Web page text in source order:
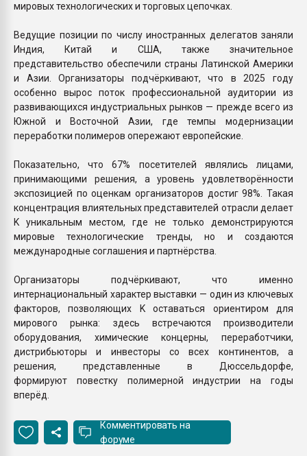
мировых технологических и торговых цепочках.
Ведущие позиции по числу иностранных делегатов заняли
Индия, Китай и США, также значительное
представительство обеспечили страны Латинской Америки
и Азии. Организаторы подчёркивают, что в 2025 году
особенно вырос поток профессиональной аудитории из
развивающихся индустриальных рынков — прежде всего из
Южной и Восточной Азии, где темпы модернизации
переработки полимеров опережают европейские.
Показательно, что 67% посетителей являлись лицами,
принимающими решения, а уровень удовлетворённости
экспозицией по оценкам организаторов достиг 98%. Такая
концентрация влиятельных представителей отрасли делает
K уникальным местом, где не только демонстрируются
мировые технологические тренды, но и создаются
международные соглашения и партнёрства.
Организаторы подчёркивают, что именно
интернациональный характер выставки — один из ключевых
факторов, позволяющих K оставаться ориентиром для
мирового рынка: здесь встречаются производители
оборудования, химические концерны, переработчики,
дистрибьюторы и инвесторы со всех континентов, а
решения, представленные в Дюссельдорфе,
формируют повестку полимерной индустрии на годы
вперёд.
Комментировать на
форуме